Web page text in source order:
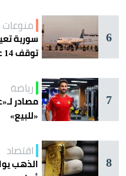
6
منوعات
سورية
توقف 14 عامًا
7
رياضة
مصادر
«للبيع»
8
اقتصاد